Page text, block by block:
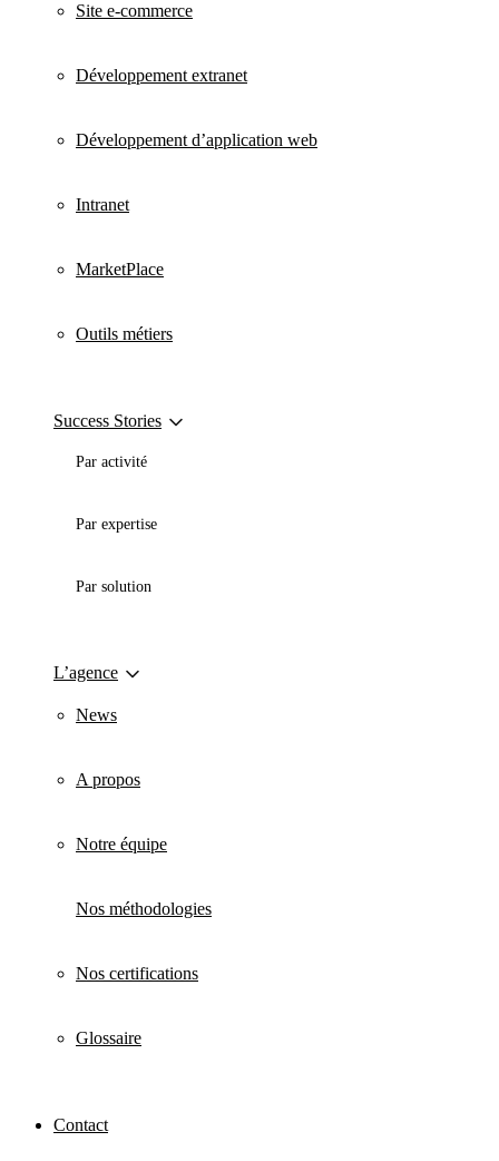
Site e-commerce
Développement extranet
Développement d’application web
Intranet
MarketPlace
Outils métiers
Success Stories
Par activité
Par expertise
Par solution
L’agence
News
A propos
Notre équipe
Nos méthodologies
Nos certifications
Glossaire
Contact